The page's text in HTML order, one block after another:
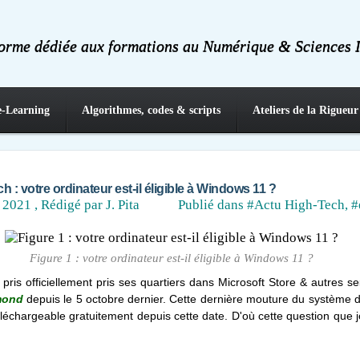
dédiée aux formations au Numérique & Sciences
Learning Algorithmes, codes & scripts Ateliers de la Rigueur
: votre ordinateur est-il éligible à Windows 11 ?
, Rédigé par J. Pita Publié dans #Actu High-Tech,
Figure 1 : votre ordinateur est-il éligible à Windows 11 ?
pris officiellement pris ses quartiers dans Microsoft Store & autres
depuis le 5 octobre dernier. Cette dernière mouture du système
gratuitement depuis cette date. D'où cette question que